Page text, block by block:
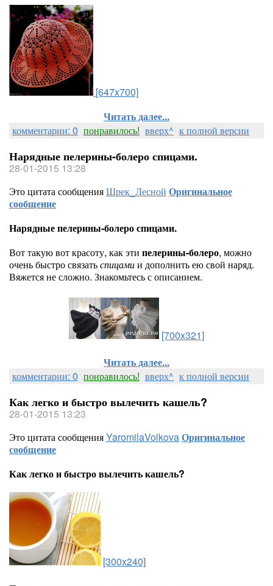
[647x700]
Читать далее...
комментарии: 0 понравилось! вверх^ к полной версии
Нарядные пелерины-болеро спицами.
28-01-2015 13:28
Это цитата сообщенияШрек_Лесной Оригинальное
сообщение
Нарядные пелерины-болеро спицами.
Вот такую вот красоту, как эти пелерины-болеро, можно
очень быстро связатьспицамии дополнить ею свой наряд.
Вяжется не сложно. Знакомьтесь с описанием.
[700x321]
Читать далее...
комментарии: 0 понравилось! вверх^ к полной версии
Как легко и быстро вылечить кашель?
28-01-2015 13:23
Это цитата сообщенияYaromilaVolkovaОригинальное
сообщение
Как легко и быстро вылечить кашель?
[300x240]